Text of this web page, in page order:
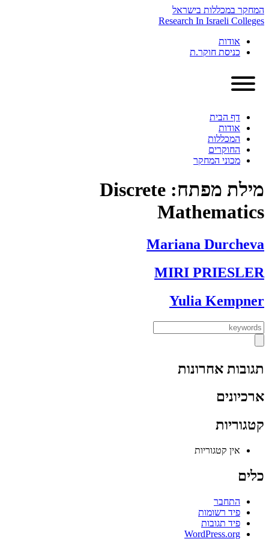
Skip
to
המחקר במכללות בישראל
Research In Israeli Colleges
אודות
כניסת חוקר.ת
דף הבית
אודות
המכללות
החוקרים
מכוני המחקר
מילת מפתח: Discrete
Mathematics
Mariana Durcheva
MIRI PRIESLER
Yulia Kempner
תגובות אחרונות
ארכיונים
קטגוריות
אין קטגוריות
כלים
התחבר
פיד רשומות
פיד תגובות
WordPress.org